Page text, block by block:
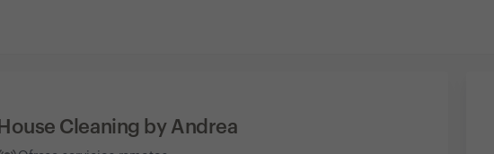
House Cleaning by Andrea